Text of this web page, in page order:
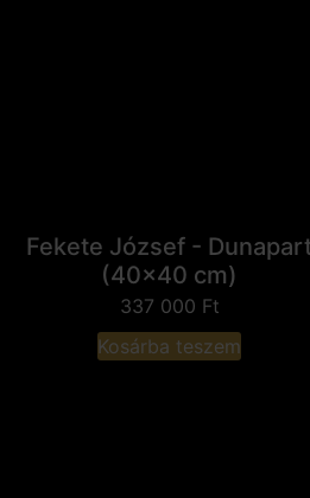
Fekete József -
(40x40 cm)
337 000 Ft
Kosárba teszem